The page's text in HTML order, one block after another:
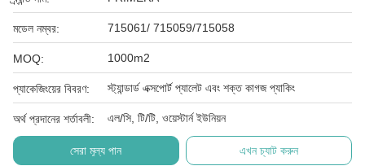
মডেল নম্বর: 715061/ 715059/715058
MOQ: 1000m2
প্যাকেজিংয়ের বিবরণ: স্ট্যান্ডার্ড এক্সপোর্ট প্যালেট এবং শক্ত কাগজ প্যাকিং
অর্থ প্রদানের শর্তাবলী: এল/সি, টি/টি, ওয়েস্টার্ন ইউনিয়ন
সেরা মূল্য পান এখন চ্যাট করুন